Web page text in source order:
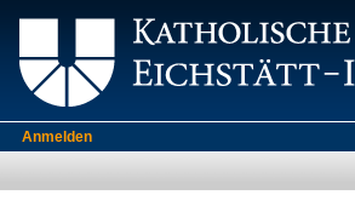
Anmelden